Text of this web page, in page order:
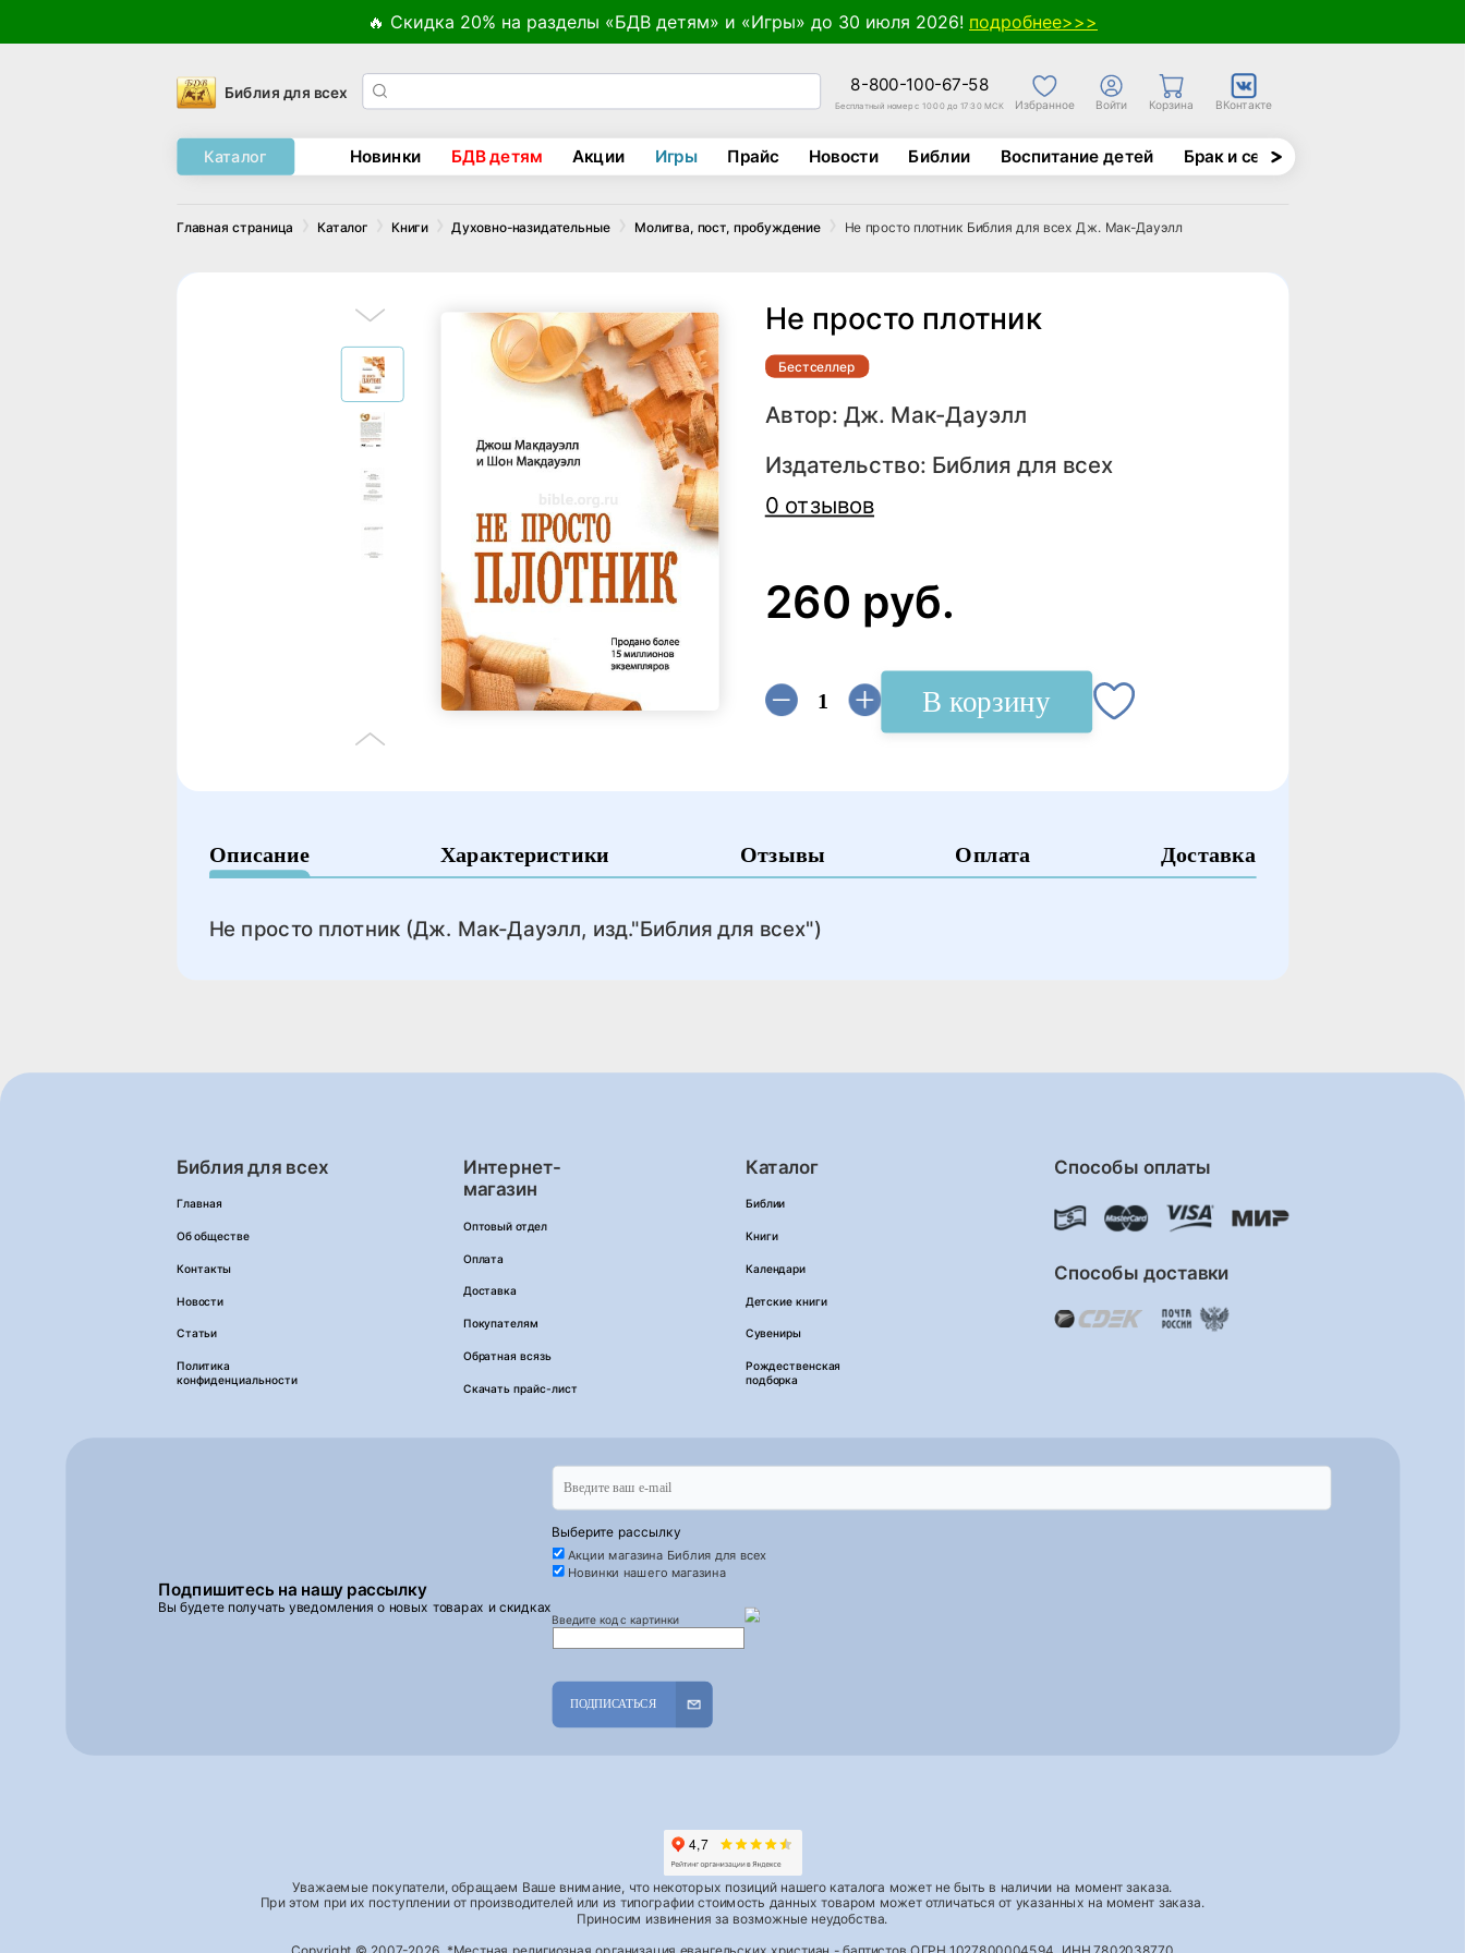
🔥 Скидка 20% на разделы «БДВ детям» и «Игры» до 30 июля 2026! подробнее>>>
Библия для всех 8-800-100-67-58
Бесплатный номер с 10:00 до 17:30 МСК Избранное Войти Корзина ВКонтакте
Каталог Новинки БДВ детям Акции Игры Прайс Новости Библии Воспитание детей Брак и семья
Главная страница Каталог Книги Духовно-назидательные Молитва, пост, пробуждение Не просто плотник Библия для всех Дж. Мак-Дауэлл
Не просто плотник
Бестселлер
Автор: Дж. Мак-Дауэлл
Издательство: Библия для всех
0 отзывов
260 руб.
В корзину
Описание Характеристики Отзывы Оплата Доставка
Не просто плотник (Дж. Мак-Дауэлл, изд."Библия для всех")
Библия для всех
Главная
Об обществе
Контакты
Новости
Статьи
Политика
конфиденциальности
Интернет-
магазин
Оптовый отдел
Оплата
Доставка
Покупателям
Обратная всязь
Скачать прайс-лист
Каталог
Библии
Книги
Календари
Детские книги
Сувениры
Рождественская
подборка
Способы оплаты
Способы доставки
Подпишитесь на нашу рассылку
Вы будете получать уведомления о новых товарах и скидках
Выберите рассылку
Акции магазина Библия для всех
Новинки нашего магазина
Введите код с картинки
ПОДПИСАТЬСЯ
Уважаемые покупатели, обращаем Ваше внимание, что некоторых позиций нашего каталога может не быть в наличии на момент заказа.
При этом при их поступлении от производителей или из типографии стоимость данных товаром может отличаться от указанных на момент заказа.
Приносим извинения за возможные неудобства.
Copyright © 2007-2026, *Местная религиозная организация евангельских христиан - баптистов ОГРН 1027800004594, ИНН 7802038770